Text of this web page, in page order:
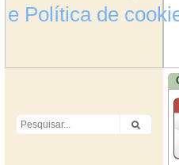
e Política de